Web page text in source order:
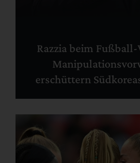
Razzia beim
erschüttern